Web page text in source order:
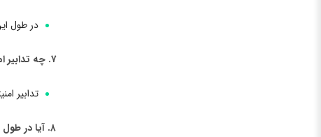
در طول
۷. چه تدابیر امنیتی برای جشنواره فالاس اعمال می‌شود؟
تدابیر
۸. آیا در طول جشنواره فالاس امکانات اقامتی خاصی وجود دارد؟